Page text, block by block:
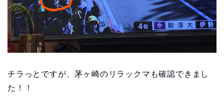
チラっとですが、茅ヶ崎のリラックマも確認できまし
た！！